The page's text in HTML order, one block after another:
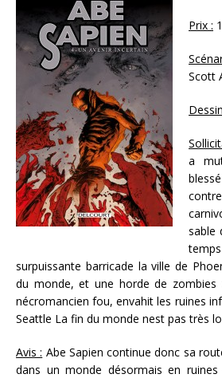
Prix :
Scott
a
sable
surpuissante barricade la ville de
du monde, et une horde de zombies
nécromancien fou, envahit les ruines
Seattle La fin du monde nest pas très
Avis : Abe Sapien continue donc sa
dans un monde désormais en